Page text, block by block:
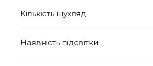
Кількість шухляд
Наявність підсвітки